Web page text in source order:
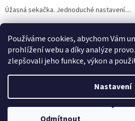
Používáme cookies, abychom Vám
prohlížení webu a díky analýze
zlepšovali jeho funkce, výkon a
Nastavení
Úžasná sekačka. Jednoduché nastavení....
ZDE NÁM MŮŽETE VLOŽIT
Vytvořil